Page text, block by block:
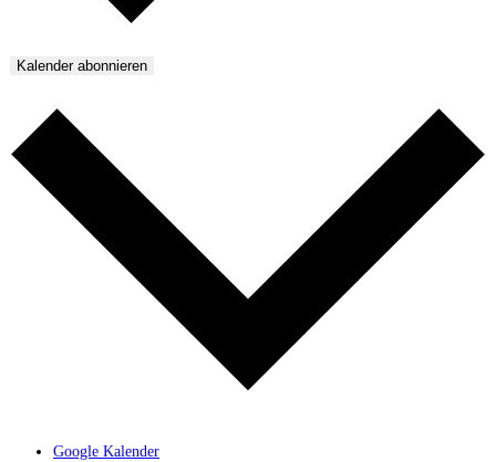
Kalender abonnieren
Google Kalender